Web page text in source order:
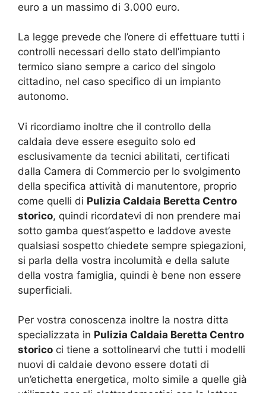
euro a un massimo di 3.000 euro.
La legge prevede che l’onere di effettuare tutti i
controlli necessari dello stato dell’impianto
termico siano sempre a carico del singolo
cittadino, nel caso specifico di un impianto
autonomo.
Vi ricordiamo inoltre che il controllo della
caldaia deve essere eseguito solo ed
esclusivamente da tecnici abilitati, certificati
dalla Camera di Commercio per lo svolgimento
della specifica attività di manutentore, proprio
come quelli di Pulizia Caldaia Beretta Centro
storico, quindi ricordatevi di non prendere mai
sotto gamba quest’aspetto e laddove aveste
qualsiasi sospetto chiedete sempre spiegazioni,
si parla della vostra incolumità e della salute
della vostra famiglia, quindi è bene non essere
superficiali.
Per vostra conoscenza inoltre la nostra ditta
specializzata in Pulizia Caldaia Beretta Centro
storico ci tiene a sottolinearvi che tutti i modelli
nuovi di caldaie devono essere dotati di
un’etichetta energetica, molto simile a quelle già